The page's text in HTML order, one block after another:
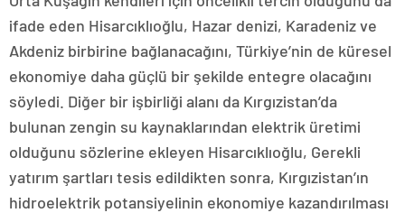
ifade eden Hisarcıklıoğlu, Hazar denizi, Karadeniz ve
Akdeniz birbirine bağlanacağını, Türkiye’nin de küresel
ekonomiye daha güçlü bir şekilde entegre olacağını
söyledi. Diğer bir işbirliği alanı da Kırgızistan’da
bulunan zengin su kaynaklarından elektrik üretimi
olduğunu sözlerine ekleyen Hisarcıklıoğlu, Gerekli
yatırım şartları tesis edildikten sonra, Kırgızistan’ın
hidroelektrik potansiyelinin ekonomiye kazandırılması